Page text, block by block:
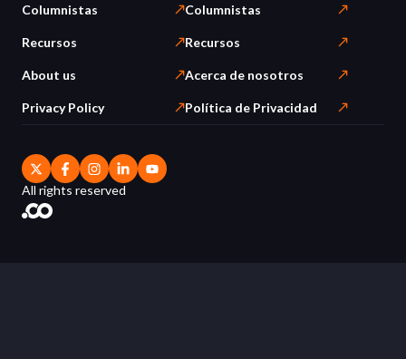
Columnistas
Recursos
About us
Privacy Policy
Columnistas
Recursos
Acerca de nosotros
Política de Privacidad
All rights reserved